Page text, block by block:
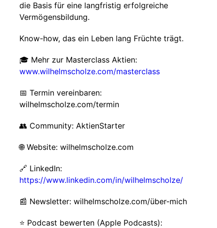
die Basis für eine langfristig erfolgreiche
Vermögensbildung.
Know-how, das ein Leben lang Früchte trägt.
🎓 Mehr zur Masterclass Aktien:
www.wilhelmscholze.com/masterclass
📅 Termin vereinbaren:
wilhelmscholze.com/termin
👥 Community: AktienStarter
🌐 Website: wilhelmscholze.com
🔗 LinkedIn:
https://www.linkedin.com/in/wilhelmscholze/
📰 Newsletter: wilhelmscholze.com/über-mich
⭐ Podcast bewerten (Apple Podcasts):